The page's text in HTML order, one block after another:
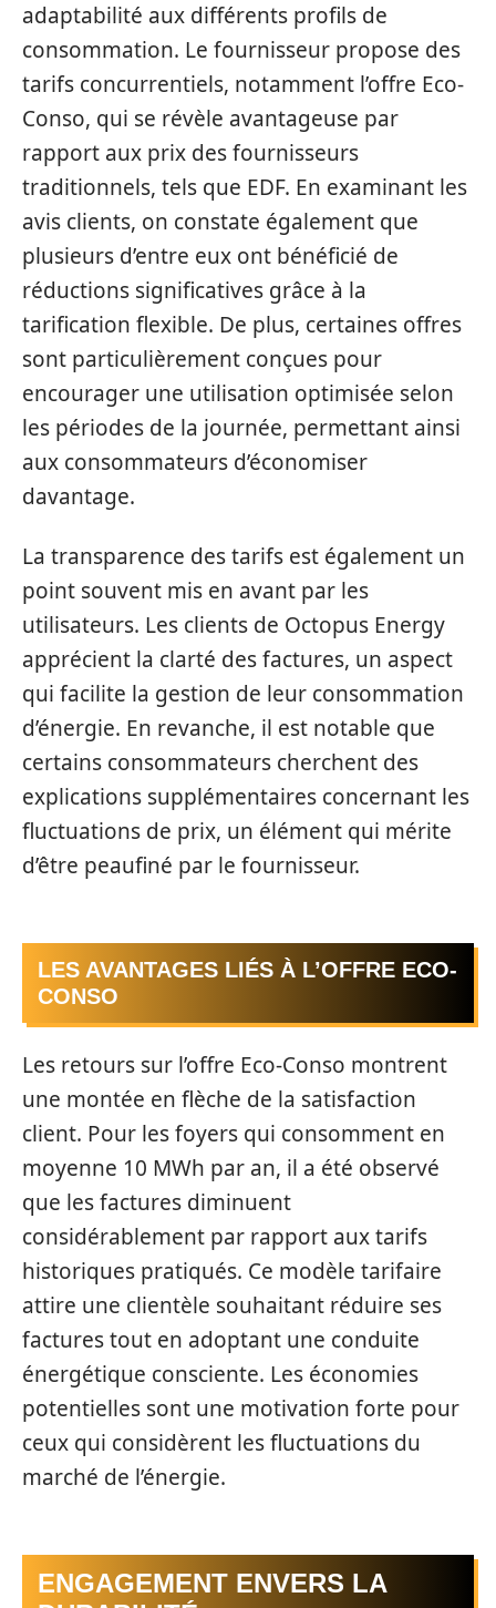
adaptabilité aux différents profils de
consommation. Le fournisseur propose des
tarifs concurrentiels, notamment l’offre Eco-
Conso, qui se révèle avantageuse par
rapport aux prix des fournisseurs
traditionnels, tels que EDF. En examinant les
avis clients, on constate également que
plusieurs d’entre eux ont bénéficié de
réductions significatives grâce à la
tarification flexible. De plus, certaines offres
sont particulièrement conçues pour
encourager une utilisation optimisée selon
les périodes de la journée, permettant ainsi
aux consommateurs d’économiser
davantage.
La transparence des tarifs est également un
point souvent mis en avant par les
utilisateurs. Les clients de Octopus Energy
apprécient la clarté des factures, un aspect
qui facilite la gestion de leur consommation
d’énergie. En revanche, il est notable que
certains consommateurs cherchent des
explications supplémentaires concernant les
fluctuations de prix, un élément qui mérite
d’être peaufiné par le fournisseur.
LES AVANTAGES LIÉS À L’OFFRE ECO-
CONSO
Les retours sur l’offre Eco-Conso montrent
une montée en flèche de la satisfaction
client. Pour les foyers qui consomment en
moyenne 10 MWh par an, il a été observé
que les factures diminuent
considérablement par rapport aux tarifs
historiques pratiqués. Ce modèle tarifaire
attire une clientèle souhaitant réduire ses
factures tout en adoptant une conduite
énergétique consciente. Les économies
potentielles sont une motivation forte pour
ceux qui considèrent les fluctuations du
marché de l’énergie.
ENGAGEMENT ENVERS LA